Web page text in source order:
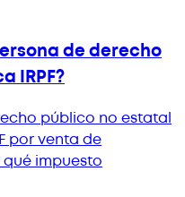
de derecho
IRPF?
público no estatal
por venta de
impuesto